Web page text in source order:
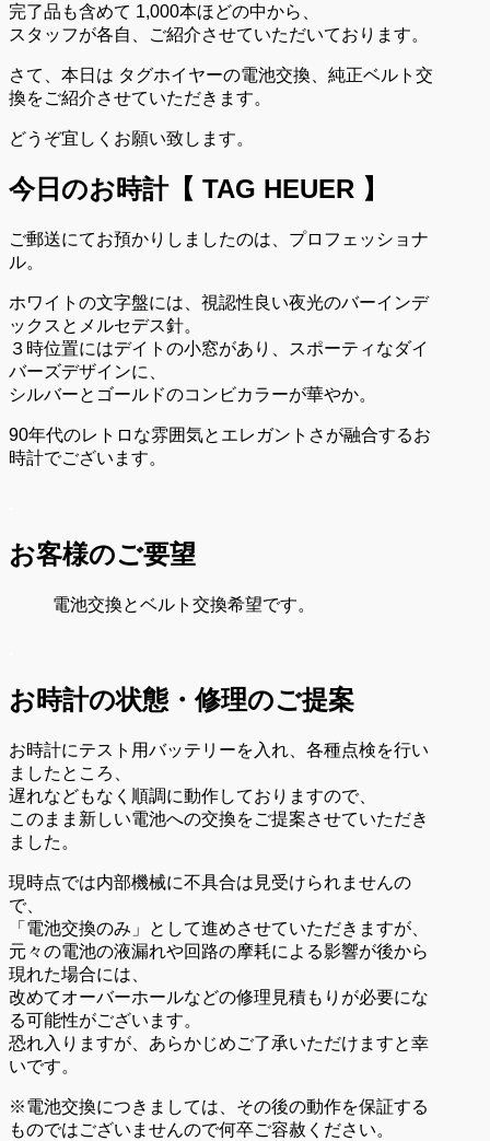
完了品も含めて 1,000本ほどの中から、
スタッフが各自、ご紹介させていただいております。
さて、本日は タグホイヤーの電池交換、純正ベルト交
換をご紹介させていただきます。
どうぞ宜しくお願い致します。
今日のお時計【 TAG HEUER 】
ご郵送にてお預かりしましたのは、プロフェッショナ
ル。
ホワイトの文字盤には、視認性良い夜光のバーインデ
ックスとメルセデス針。
３時位置にはデイトの小窓があり、スポーティなダイ
バーズデザインに、
シルバーとゴールドのコンビカラーが華やか。
90年代のレトロな雰囲気とエレガントさが融合するお
時計でございます。
お客様のご要望
電池交換とベルト交換希望です。
お時計の状態・修理のご提案
お時計にテスト用バッテリーを入れ、各種点検を行い
ましたところ、
遅れなどもなく順調に動作しておりますので、
このまま新しい電池への交換をご提案させていただき
ました。
現時点では内部機械に不具合は見受けられませんの
で、
「電池交換のみ」として進めさせていただきますが、
元々の電池の液漏れや回路の摩耗による影響が後から
現れた場合には、
改めてオーバーホールなどの修理見積もりが必要にな
る可能性がございます。
恐れ入りますが、あらかじめご了承いただけますと幸
いです。
※電池交換につきましては、その後の動作を保証する
ものではございませんので何卒ご容赦ください。